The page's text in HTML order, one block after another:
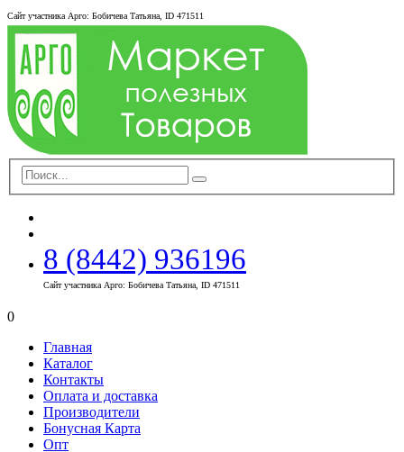
Сайт участника Арго: Бобичева Татьяна, ID 471511
8 (8442) 936196
Сайт участника Арго: Бобичева Татьяна, ID 471511
0
Главная
Каталог
Контакты
Оплата и доставка
Производители
Бонусная Карта
Опт